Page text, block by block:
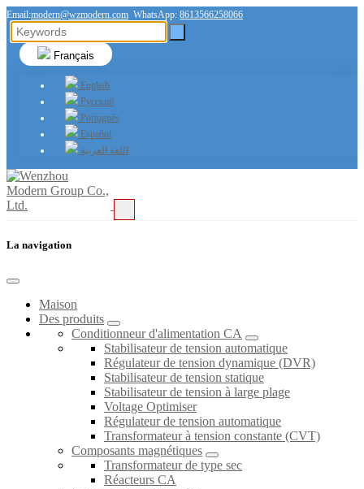
Email:modern@wzmodern.com WhatsApp: 8613566258066
Français
English
Русский
Português
Español
اللغة العربية
La navigation
Maison
Des produits
Conditionneur d'alimentation CA
Stabilisateur de tension automatique
Régulateur de tension dynamique (DVR)
Stabilisateur de tension statique
Stabilisateur de tension à large plage
Voltage Optimiser
Régulateur de tension automatique
Transformateur à tension constante (CVT)
Composants magnétiques
Transformateur de type sec
Réacteurs CA